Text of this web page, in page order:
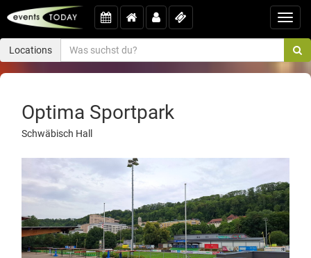
Locations
Optima Sportpark
Schwäbisch Hall